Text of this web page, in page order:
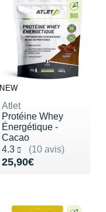
NEW
Atlet
Protéine Whey
Énergétique -
Cacao
4.3
(10 avis)
Noté 4.3 sur 5
25,90€
Vendu 25,90€